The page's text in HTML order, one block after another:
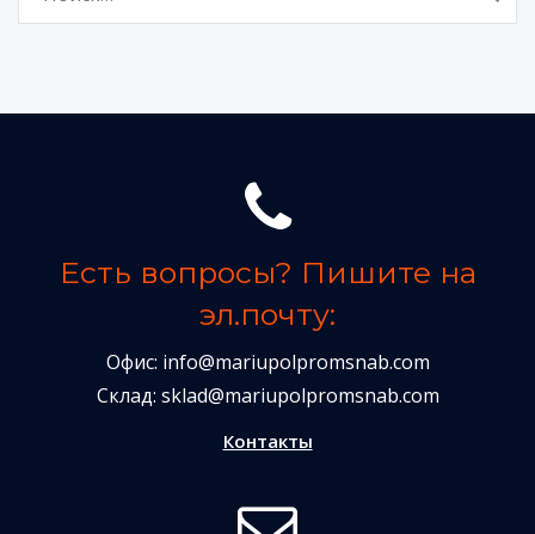
Есть вопросы? Пишите на
эл.почту:
Офис: info@mariupolpromsnab.com
Склад: sklad@mariupolpromsnab.com
Контакты